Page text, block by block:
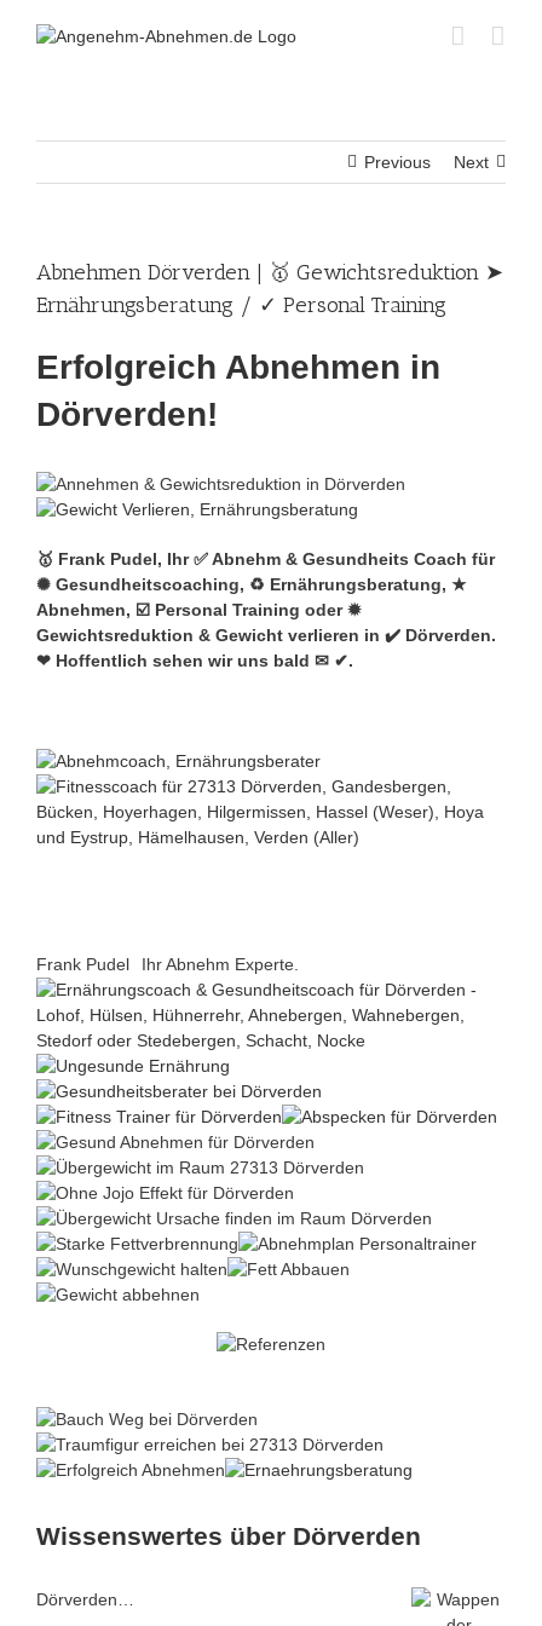
Previous Next
Abnehmen Dörverden | 🥇 Gewichtsreduktion ➤
Ernährungsberatung / ✓ Personal Training
Erfolgreich Abnehmen in
Dörverden!
🥇 Frank Pudel, Ihr ✅ Abnehm & Gesundheits Coach für
✺ Gesundheitscoaching, ♻ Ernährungsberatung, ★
Abnehmen, ☑️ Personal Training oder ✹
Gewichtsreduktion & Gewicht verlieren in ✔️ Dörverden.
❤ Hoffentlich sehen wir uns bald ✉ ✔.
Frank Pudel Ihr Abnehm Experte.
Wissenswertes über Dörverden
Dörverden…